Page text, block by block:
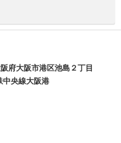
府大阪市港区池島２丁目
中央線大阪港